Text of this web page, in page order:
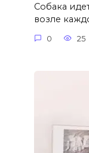
Собака
возле
0 25